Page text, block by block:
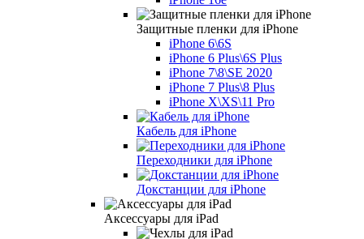
Защитные пленки для iPhone
iPhone 6\6S
iPhone 6 Plus\6S Plus
iPhone 7\8\SE 2020
iPhone 7 Plus\8 Plus
iPhone X\XS\11 Pro
Кабель для iPhone
Переходники для iPhone
Докстанции для iPhone
Аксессуары для iPad